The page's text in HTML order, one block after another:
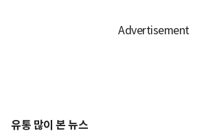
유통 많이 본 뉴스